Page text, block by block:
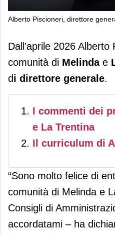
Alberto Piscioneri, direttore
Alberto Piscioneri
generale di
aprile 2026
Dall'aprile 2026 Alberto
comunità di Melinda e
di direttore generale.
I commenti dei
e La Trentina
Il curriculum di
“Sono molto felice di
comunità di Melinda e
Consigli di
accordatami – ha